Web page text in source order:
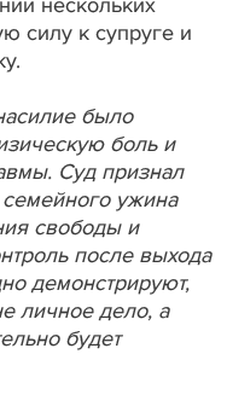
силу к супруге и
было
боль и
Суд признал
ужина
свободы и
после выхода
демонстрируют,
личное дело, а
будет